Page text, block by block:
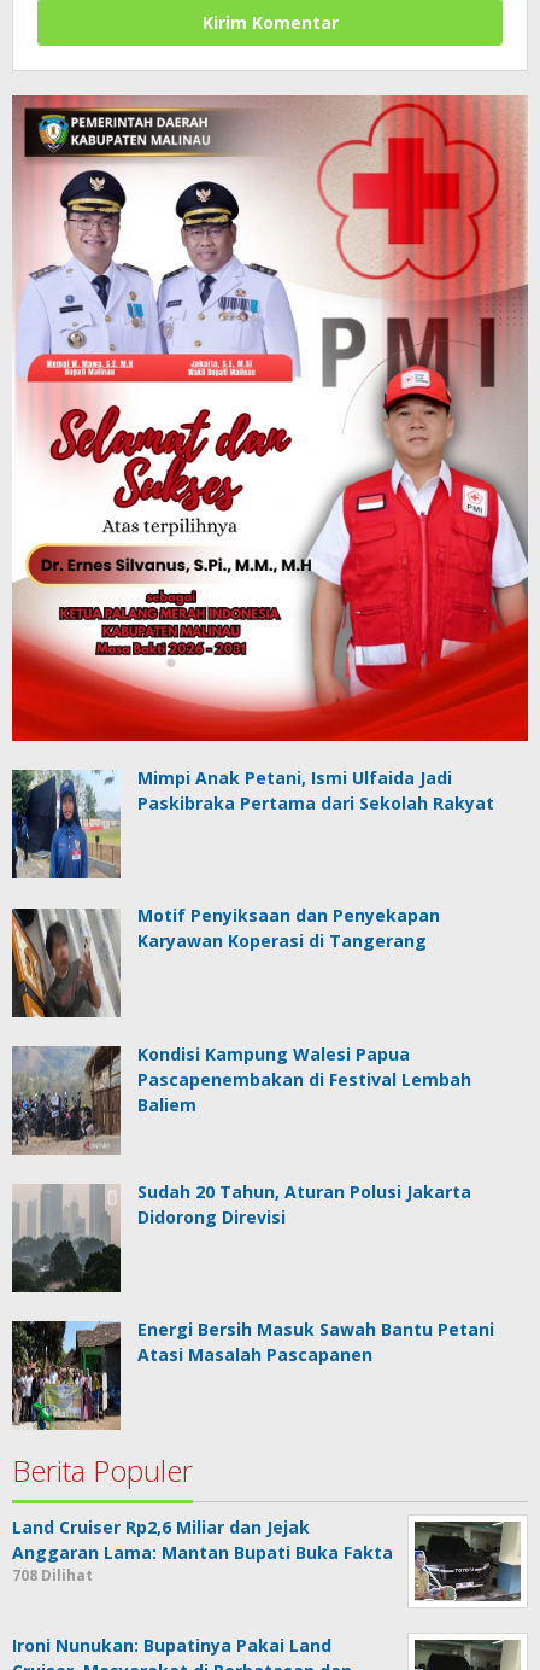
Mimpi Anak Petani, Ismi Ulfaida Jadi
Paskibraka Pertama dari Sekolah Rakyat
Motif Penyiksaan dan Penyekapan
Karyawan Koperasi di Tangerang
Kondisi Kampung Walesi Papua
Pascapenembakan di Festival Lembah
Baliem
Sudah 20 Tahun, Aturan Polusi Jakarta
Didorong Direvisi
Energi Bersih Masuk Sawah Bantu Petani
Atasi Masalah Pascapanen
Berita Populer
Land Cruiser Rp2,6 Miliar dan Jejak
Anggaran Lama: Mantan Bupati Buka Fakta
708 Dilihat
Ironi Nunukan: Bupatinya Pakai Land